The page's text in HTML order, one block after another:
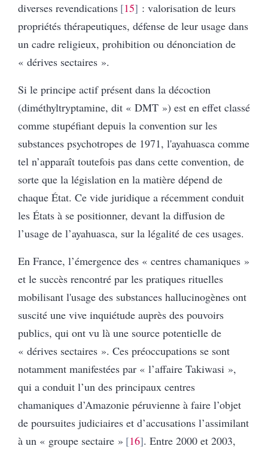
diverses revendications 15 : valorisation de leurs
propriétés thérapeutiques, défense de leur usage dans
un cadre religieux, prohibition ou dénonciation de
« dérives sectaires ».
Si le principe actif présent dans la décoction
(diméthyltryptamine, dit « DMT ») est en effet classé
comme stupéfiant depuis la convention sur les
substances psychotropes de 1971, l'ayahuasca comme
tel n’apparaît toutefois pas dans cette convention, de
sorte que la législation en la matière dépend de
chaque État. Ce vide juridique a récemment conduit
les États à se positionner, devant la diffusion de
l’usage de l’ayahuasca, sur la légalité de ces usages.
En France, l’émergence des « centres chamaniques »
et le succès rencontré par les pratiques rituelles
mobilisant l'usage des substances hallucinogènes ont
suscité une vive inquiétude auprès des pouvoirs
publics, qui ont vu là une source potentielle de
« dérives sectaires ». Ces préoccupations se sont
notamment manifestées par « l’affaire Takiwasi »,
qui a conduit l’un des principaux centres
chamaniques d’Amazonie péruvienne à faire l’objet
de poursuites judiciaires et d’accusations l’assimilant
à un « groupe sectaire » 16 . Entre 2000 et 2003,